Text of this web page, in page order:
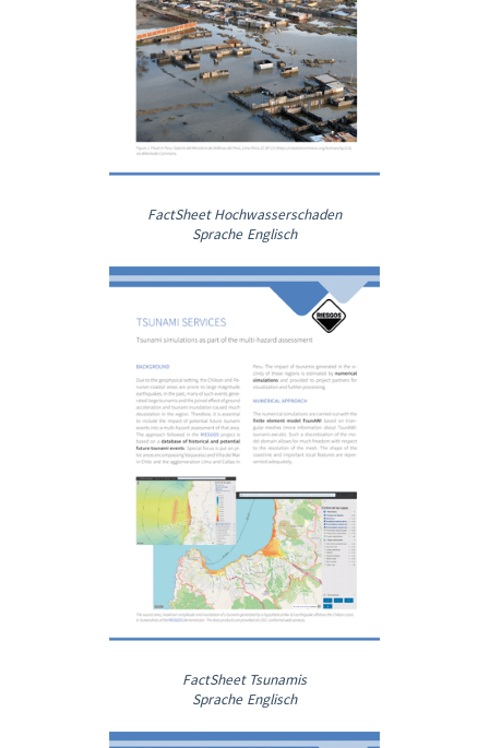
FactSheet Hochwasserschaden
Sprache Englisch
FactSheet Tsunamis
Sprache Englisch